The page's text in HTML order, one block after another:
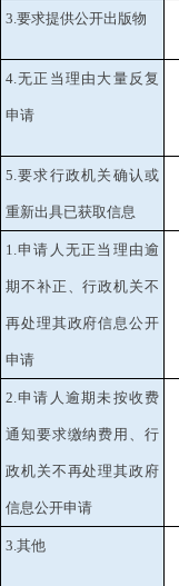
3.要求提供公开出版物
4.无正当理由大量反复
申请
5.要求行政机关确认或
重新出具已获取信息
1.申请人无正当理由逾
期不补正、行政机关不
再处理其政府信息公开
申请
2.申请人逾期未按收费
通知要求缴纳费用、行
政机关不再处理其政府
信息公开申请
3.其他